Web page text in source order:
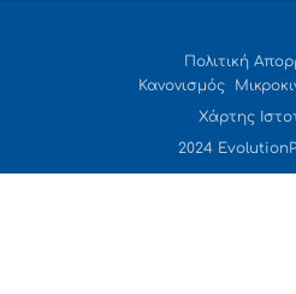
Πολιτική
Κανονισμός
Χάρτης
2024